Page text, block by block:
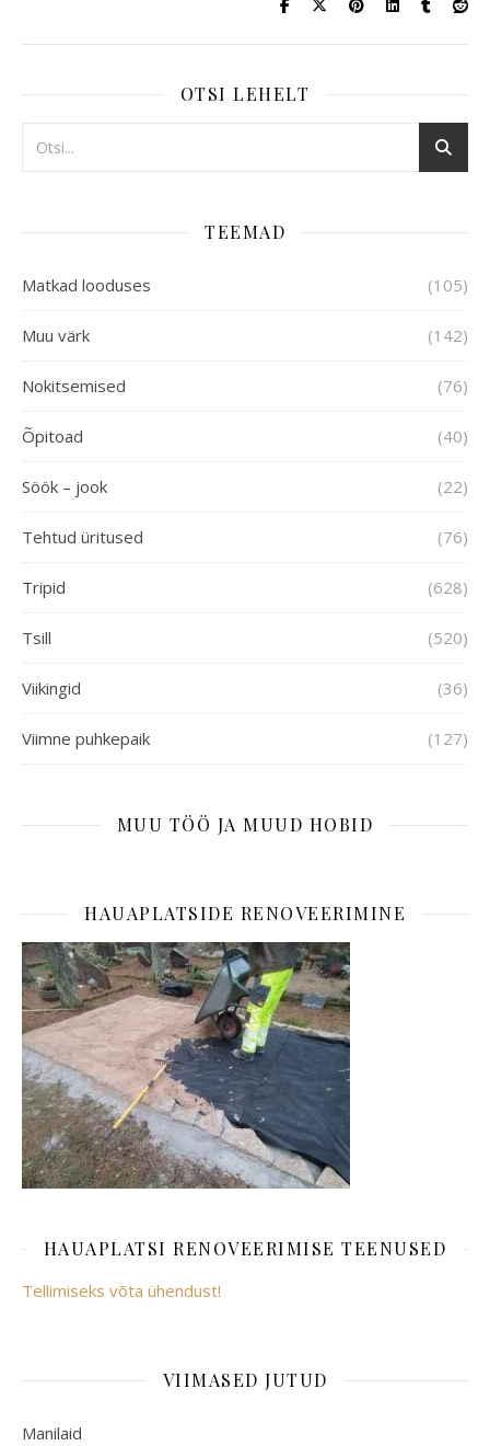
OTSI LEHELT
TEEMAD
Matkad looduses (105)
Muu värk (142)
Nokitsemised (76)
Õpitoad (40)
Söök – jook (22)
Tehtud üritused (76)
Tripid (628)
Tsill (520)
Viikingid (36)
Viimne puhkepaik (127)
MUU TÖÖ JA MUUD HOBID
HAUAPLATSIDE RENOVEERIMINE
HAUAPLATSI RENOVEERIMISE TEENUSED
Tellimiseks võta ühendust!
VIIMASED JUTUD
Manilaid